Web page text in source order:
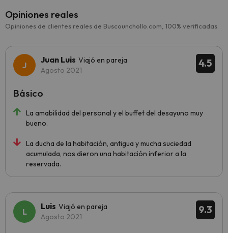
Opiniones reales
Opiniones de clientes reales de Buscounchollo.com, 100% verificadas.
4.5
Juan Luis Viajó en pareja
Agosto 2021
La amabilidad del personal y el buffet del desayuno muy
bueno.
La ducha de la habitación, antigua y mucha suciedad
acumulada, nos dieron una habitación inferior a la
reservada.
Básico
9.3
Luis Viajó en pareja
Agosto 2021